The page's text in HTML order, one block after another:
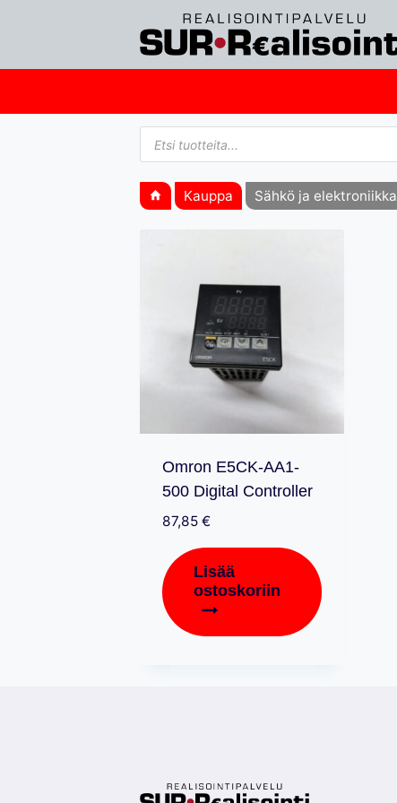
Products
search
Kauppa Sähkö ja elektroniikka
Omron E5CK-AA1-
500 Digital Controller
87,85 €
Lisää
ostoskoriin